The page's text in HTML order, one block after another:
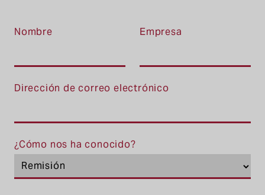
Nombre Empresa
Dirección de correo electrónico
¿Cómo nos ha conocido?